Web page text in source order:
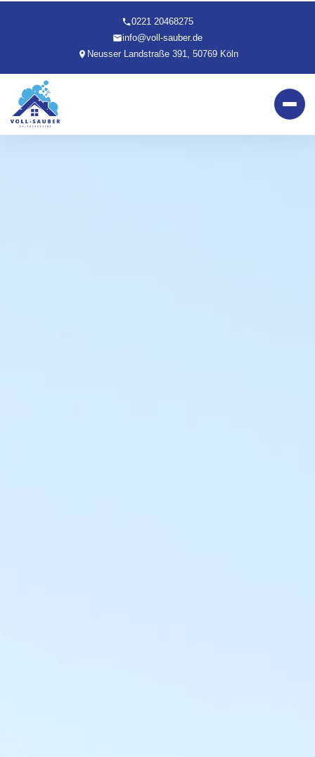
0221 20468275
info@voll-sauber.de
Neusser Landstraße 391, 50769 Köln